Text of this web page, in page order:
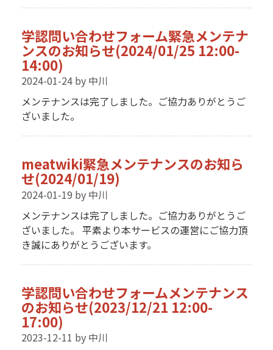
学認問い合わせフォーム緊急メンテナ
ンスのお知らせ(2024/01/25 12:00-
14:00)
2024-01-24by 中川
メンテナンスは完了しました。ご協力ありがとうご
ざいました。
meatwiki緊急メンテナンスのお知ら
せ(2024/01/19)
2024-01-19 by 中川
メンテナンスは完了しました。ご協力ありがとうご
ざいました。 平素より本サービスの運営にご協力頂
き誠にありがとうございます。
学認問い合わせフォームメンテナンス
のお知らせ(2023/12/21 12:00-
17:00)
2023-12-11 by 中川